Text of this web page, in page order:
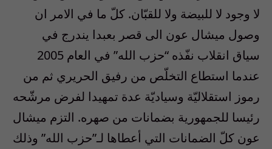
لا وجود لا للبيضة ولا للقبّان. كلّ ما في الامر ان
وصول ميشال عون الى قصر بعبدا يندرج في
سياق انقلاب نفّذه “حزب الله” في العام 2005
عندما استطاع التخلّص من رفيق الحريري ثم من
رموز استقلاليّة وسياديّة عدة تمهيدا لفرض مرشّحه
رئيسا للجمهورية بضمانات من صهره. التزم ميشال
عون كلّ الضمانات التي أعطاها لـ”حزب الله” وذلك